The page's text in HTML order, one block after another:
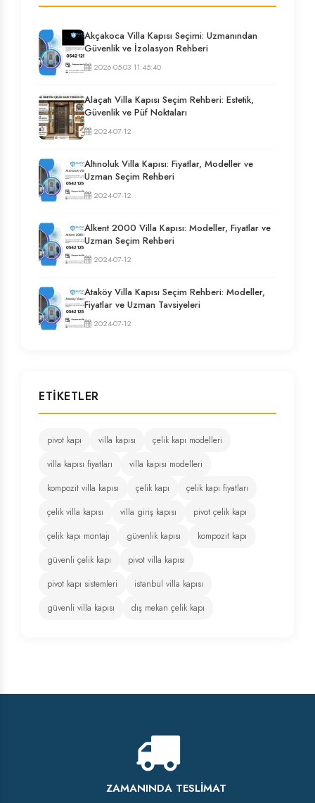
Akçakoca Villa Kapısı Seçimi: Uzmanından
Güvenlik ve İzolasyon Rehberi
2026-05-03 11:45:40
Alaçatı Villa Kapısı Seçim Rehberi: Estetik,
Güvenlik ve Püf Noktaları
2024-07-12
Altınoluk Villa Kapısı: Fiyatlar, Modeller ve
Uzman Seçim Rehberi
2024-07-12
Alkent 2000 Villa Kapısı: Modeller, Fiyatlar ve
Uzman Seçim Rehberi
2024-07-12
Ataköy Villa Kapısı Seçim Rehberi: Modeller,
Fiyatlar ve Uzman Tavsiyeleri
2024-07-12
ETIKETLER
pivot kapı villa kapısı
çelik kapı modelleri
villa kapısı fiyatları
villa kapısı modelleri
kompozit villa kapısı
çelik kapı
çelik kapı fiyatları
çelik villa kapısı
villa giriş kapısı
pivot çelik kapı
çelik kapı montajı
güvenlik kapısı
kompozit kapı
güvenli çelik kapı
pivot villa kapısı
pivot kapı sistemleri
istanbul villa kapısı
güvenli villa kapısı
dış mekan çelik kapı
ZAMANINDA TESLIMAT